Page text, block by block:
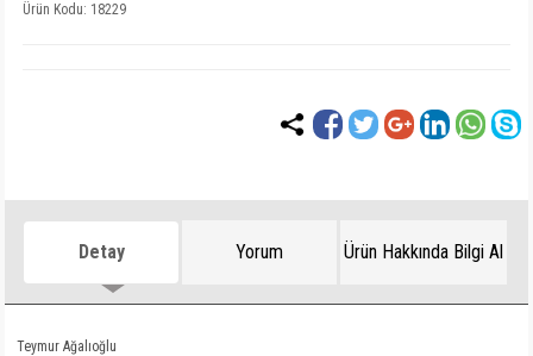
Ürün Kodu: 18229
Detay Yorum Ürün Hakkında Bilgi Al
Teymur Ağalıoğlu